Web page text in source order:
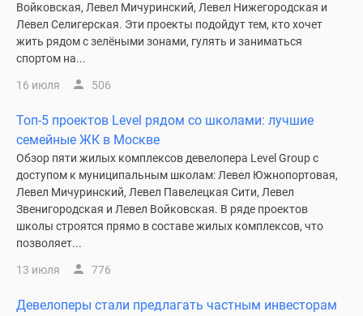
Войковская, Левел Мичуринский, Левел Нижегородская и
Левел Селигерская. Эти проекты подойдут тем, кто хочет
жить рядом с зелёными зонами, гулять и заниматься
спортом на...
16 июля 506
Топ-5 проектов Level рядом со школами: лучшие
семейные ЖК в Москве
Обзор пяти жилых комплексов девелопера Level Group с
доступом к муниципальным школам: Левел Южнопортовая,
Левел Мичуринский, Левел Павелецкая Сити, Левел
Звенигородская и Левел Войковская. В ряде проектов
школы строятся прямо в составе жилых комплексов, что
позволяет...
13 июля 776
Девелоперы стали предлагать частным инвесторам